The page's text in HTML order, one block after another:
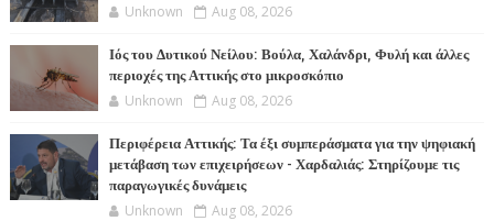
Unknown Aug 08, 2026
Ιός του Δυτικού Νείλου: Βούλα, Χαλάνδρι, Φυλή και άλλες
περιοχές της Αττικής στο μικροσκόπιο
Unknown Aug 08, 2026
Περιφέρεια Αττικής: Τα έξι συμπεράσματα για την ψηφιακή
μετάβαση των επιχειρήσεων - Χαρδαλιάς: Στηρίζουμε τις
παραγωγικές δυνάμεις
Unknown Aug 08, 2026